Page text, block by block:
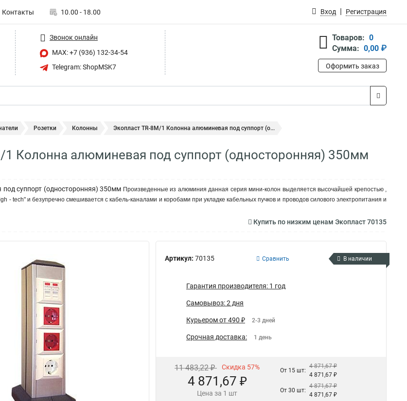
Контакты 10.00 - 18.00 Вход Регистрация
Звонок онлайн
MAX: +7 (936) 132-34-54
Telegram: ShopMSK7
Товаров: 0
Сумма: 0,00 ₽
Оформить заказ
Розетки Колонны Экопласт TR-8M/1 Колонна алюминевая под суппорт (о...
1 Колонна алюминевая под суппорт (односторонняя) 350мм
суппорт (односторонняя) 350мм Произведенные из алюминия данная серия мини-колон выделяется высочайшей крепостью ,
- tech" и безупречно смешивается с кабель-каналами и коробами при укладке кабельных пучков и проводов силового электропитания и
Купить по низким ценам Экопласт 70135
Артикул: 70135 Сравнить В наличии
Гарантия производителя: 1 год
Самовывоз: 2 дня
Курьером от 490 ₽ 2-3 дней
Срочная доставка: 1 день
11 483,22 ₽ Скидка 57%
4 871,67 ₽
Цена за 1 шт
От 15 шт:
4 871,67 ₽
4 871,67 ₽
От 30 шт:
4 871,67 ₽
4 871,67 ₽